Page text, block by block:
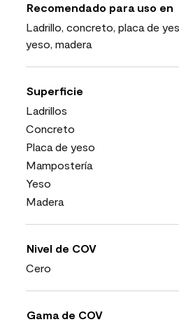
Recomendado para uso en
Ladrillo, concreto, placa de
yeso, madera
Superficie
Ladrillos
Concreto
Placa de yeso
Mampostería
Yeso
Madera
Nivel de COV
Cero
Gama de COV